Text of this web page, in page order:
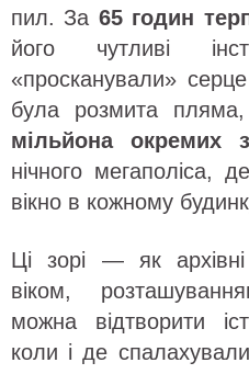
пил. За 65 годин
його чутливі
«просканували»
була розмита
мільйона окремих
нічного мегаполіса,
вікно в кожному
Ці зорі — як
віком,
можна відтворити
коли і де